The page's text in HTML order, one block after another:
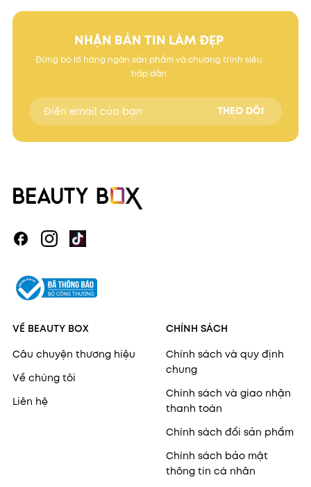
NHẬN BẢN TIN LÀM ĐẸP
Đừng bỏ lỡ hàng ngàn sản phẩm và chương trình siêu
hấp dẫn
THEO DÕI
VỀ BEAUTY BOX
Câu chuyện thương hiệu
Về chúng tôi
Liên hệ
CHÍNH SÁCH
Chính sách và quy định
chung
Chính sách và giao nhận
thanh toán
Chính sách đổi sản phẩm
Chính sách bảo mật
thông tin cá nhân